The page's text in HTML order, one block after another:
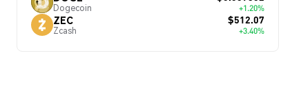
Dogecoin +1.20%
ZEC
Zcash
$512.07
+3.40%